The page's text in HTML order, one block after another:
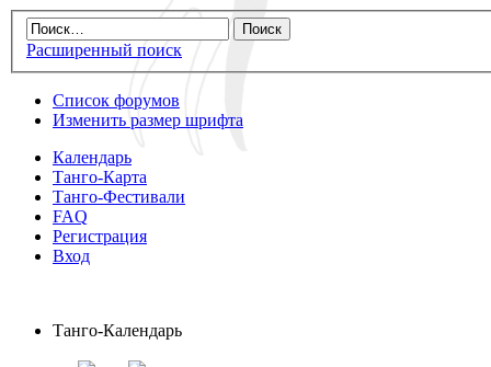
Расширенный поиск
Список форумов
Изменить размер шрифта
Календарь
Танго-Карта
Танго-Фестивали
FAQ
Регистрация
Вход
Танго-Календарь